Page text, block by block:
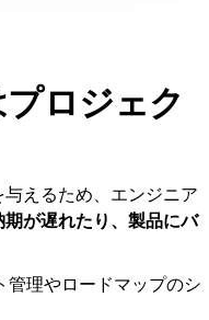
ロジェク
えるため、エンジニア
期が遅れたり、製品にバ
理やロードマップのシ